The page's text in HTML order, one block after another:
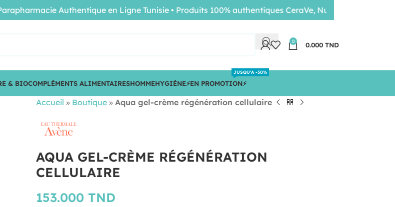
0 0.000 TND
& BIOCOMPLÉMENTS ALIMENTAIRESHOMMEHYGIÈNE⚡️EN PROMOTION⚡️
JUSQU'A -50%
Accueil » Boutique» Aqua gel-crème régénération cellulaire
AQUA GEL-CRÈME RÉGÉNÉRATION
CELLULAIRE
153.000 TND
Authentique en Ligne Tunisie • Produits 100% authentiques CeraVe, Nuxe, Bioderma •